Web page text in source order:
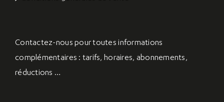
Contactez-nous pour toutes informations
complémentaires : tarifs, horaires, abonnements,
réductions …